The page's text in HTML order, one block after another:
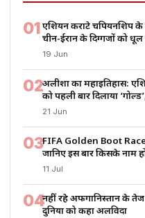
01एशियन कराटे चैंपियनशिप
चीन-ईरान के दिग्गजों को
19 Jun
02अलीशा का महाइतिहास:
को पहली बार दिलाया
21 Jun
03FIFA Golden Boot
जानिए इस बार किसके नाम
11 Jul
04नहीं रहे अफगानिस्तान के
दुनिया को कहा अलविदा